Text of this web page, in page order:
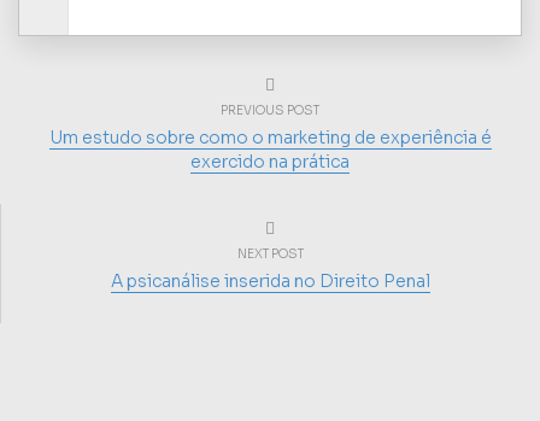
PREVIOUS POST
Um estudo sobre como o marketing de experiência é
exercido na prática
NEXT POST
A psicanálise inserida no Direito Penal